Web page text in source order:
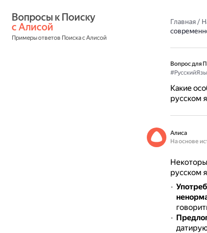
с Алисой
Примеры ответов Поиска с Алисой
Главная/
Вопрос для
Какие
русском
Алиса
На основе
русском